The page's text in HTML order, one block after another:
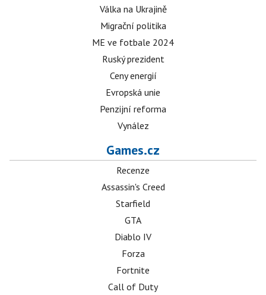
Válka na Ukrajině
Migrační politika
ME ve fotbale 2024
Ruský prezident
Ceny energií
Evropská unie
Penzijní reforma
Vynález
Games.cz
Recenze
Assassin's Creed
Starfield
GTA
Diablo IV
Forza
Fortnite
Call of Duty